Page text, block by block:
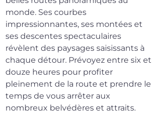
monde. Ses courbes
impressionnantes, ses montées et
ses descentes spectaculaires
révèlent des paysages saisissants à
chaque détour. Prévoyez entre six et
douze heures pour profiter
pleinement de la route et prendre le
temps de vous arrêter aux
nombreux belvédères et attraits.